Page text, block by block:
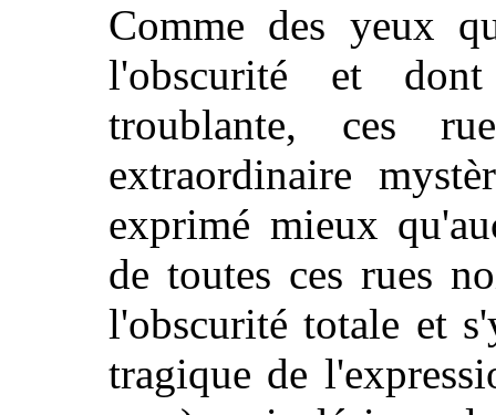
Comme des yeux
l'obscurité et
troublante, ces
extraordinaire
exprimé mieux
de toutes ces rues
l'obscurité totale et
tragique de